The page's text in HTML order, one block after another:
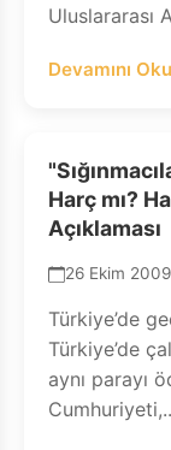
Uluslararası
Devamını Oku
Harç mı?
Açıklaması
26 Ekim 2009
Türkiye’de
Türkiye’de
aynı parayı